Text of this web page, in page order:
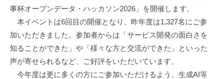
事杯オープンデータ・ハッカソン2026」を開催します。
本イベントは6回目の開催となり、昨年度は1,327名にご参
加いただきました。参加者からは「サービス開発の面白さを
知ることができた」や「様々な方と交流ができた」といった
声が寄せられるなど、ご好評をいただいています。
今年度は更に多くの方にご参加いただけるよう、生成AI等